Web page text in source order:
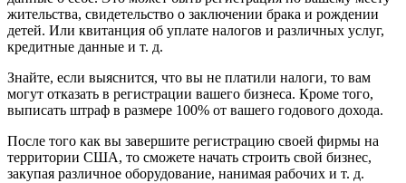
жительства, свидетельство о заключении брака и рождении
детей. Или квитанция об уплате налогов и различных услуг,
кредитные данные и т. д.
Знайте, если выяснится, что вы не платили налоги, то вам
могут отказать в регистрации вашего бизнеса. Кроме того,
выписать штраф в размере 100% от вашего годового дохода.
После того как вы завершите регистрацию своей фирмы на
территории США, то сможете начать строить свой бизнес,
закупая различное оборудование, нанимая рабочих и т. д.